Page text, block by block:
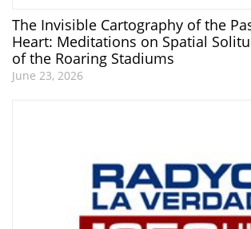
The Invisible Cartography of the
Heart: Meditations on Spatial
of the Roaring Stadiums
June 23, 2026